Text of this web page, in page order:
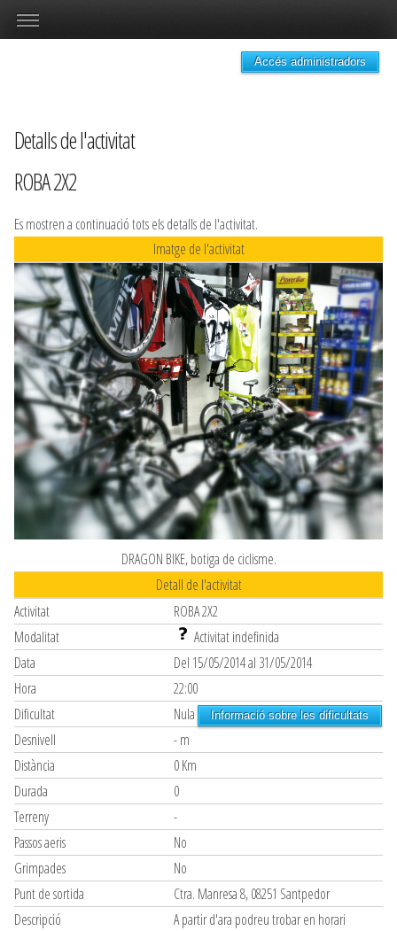
Accés administradors
Detalls de l'activitat
ROBA 2X2
Es mostren a continuació tots els detalls de l'activitat.
Imatge de l'activitat
DRAGON BIKE, botiga de ciclisme.
Detall de l'activitat
Activitat
ROBA 2X2
Modalitat
Activitat indefinida
Data
Del 15/05/2014 al 31/05/2014
Hora
22:00
Dificultat
Nula Informació sobre les dificultats
Desnivell
- m
Distància
0 Km
Durada
0
Terreny
-
Passos aeris
No
Grimpades
No
Punt de sortida
Ctra. Manresa 8, 08251 Santpedor
Descripció
A partir d'ara podreu trobar en horari